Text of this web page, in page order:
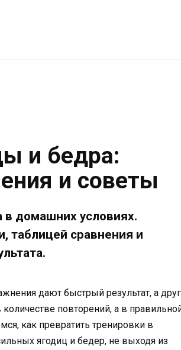
и бедра:
и советы
в домашних условиях.
таблицей сравнения и
дают быстрый результат, а
повторений, а в
как превратить тренировки в
ягодиц и бедер, не выходя из